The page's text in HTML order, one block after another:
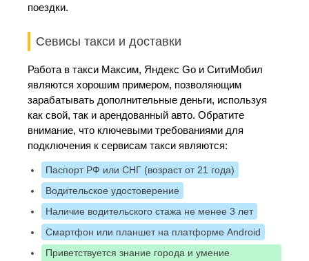
поездки.
Севисы такси и доставки
Работа в такси Максим, Яндекс Go и СитиМобил
являются хорошим примером, позволяющим
зарабатывать дополнительные деньги, используя
как свой, так и арендованный авто. Обратите
внимание, что ключевыми требованиями для
подключения к сервисам такси являются:
Паспорт РФ или СНГ (возраст от 21 года)
Водительское удостоверение
Наличие водительского стажа не менее 3 лет
Смартфон или планшет на платформе Android
Приветствуется знание города и умение